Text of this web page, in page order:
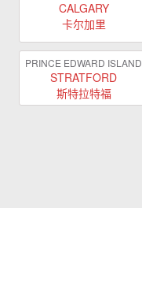
CALGARY
卡尔加里
PRINCE EDWARD ISLAND
STRATFORD
斯特拉特福